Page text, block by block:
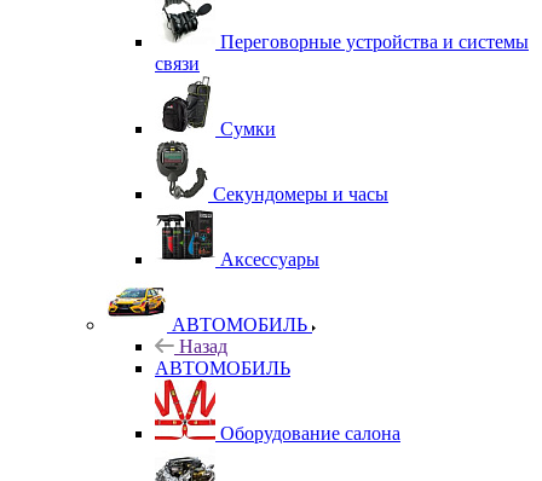
Переговорные устройства и системы
связи
Сумки
Секундомеры и часы
Аксессуары
АВТОМОБИЛЬ
Назад
АВТОМОБИЛЬ
Оборудование салона